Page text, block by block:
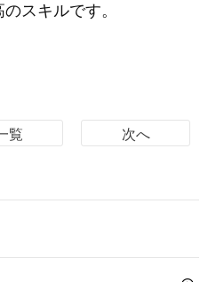
スキルです。
覧 次へ